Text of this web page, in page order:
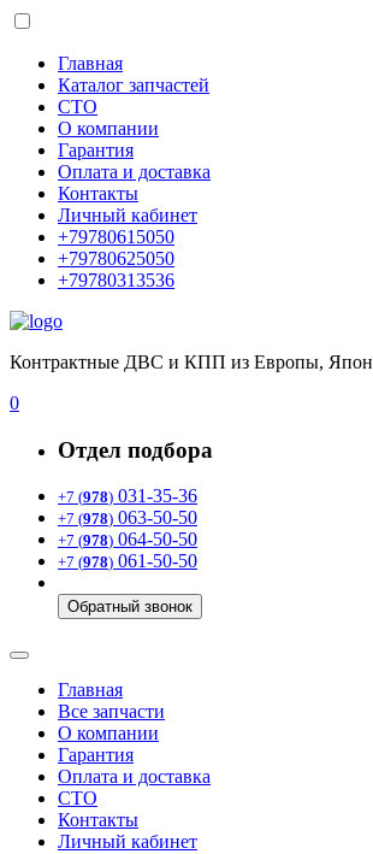
Главная
Каталог запчастей
СТО
О компании
Гарантия
Оплата и доставка
Контакты
Личный кабинет
+79780615050
+79780625050
+79780313536
Контрактные ДВС и КПП из Европы,
0
Отдел подбора
+7 (978) 031-35-36
+7 (978) 063-50-50
+7 (978) 064-50-50
+7 (978) 061-50-50
Обратный звонок
Главная
Все запчасти
О компании
Гарантия
Оплата и доставка
СТО
Контакты
Личный кабинет